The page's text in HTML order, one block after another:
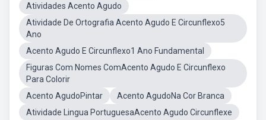
Atividades Acento Agudo
Atividade De Ortografia Acento Agudo E Circunflexo5
Ano
Acento Agudo E Circunflexo1 Ano Fundamental
Figuras Com Nomes ComAcento Agudo E Circunflexo
Para Colorir
Acento AgudoPintar
Acento AgudoNa Cor Branca
Atividade Lingua PortuguesaAcento Agudo Circunflexe